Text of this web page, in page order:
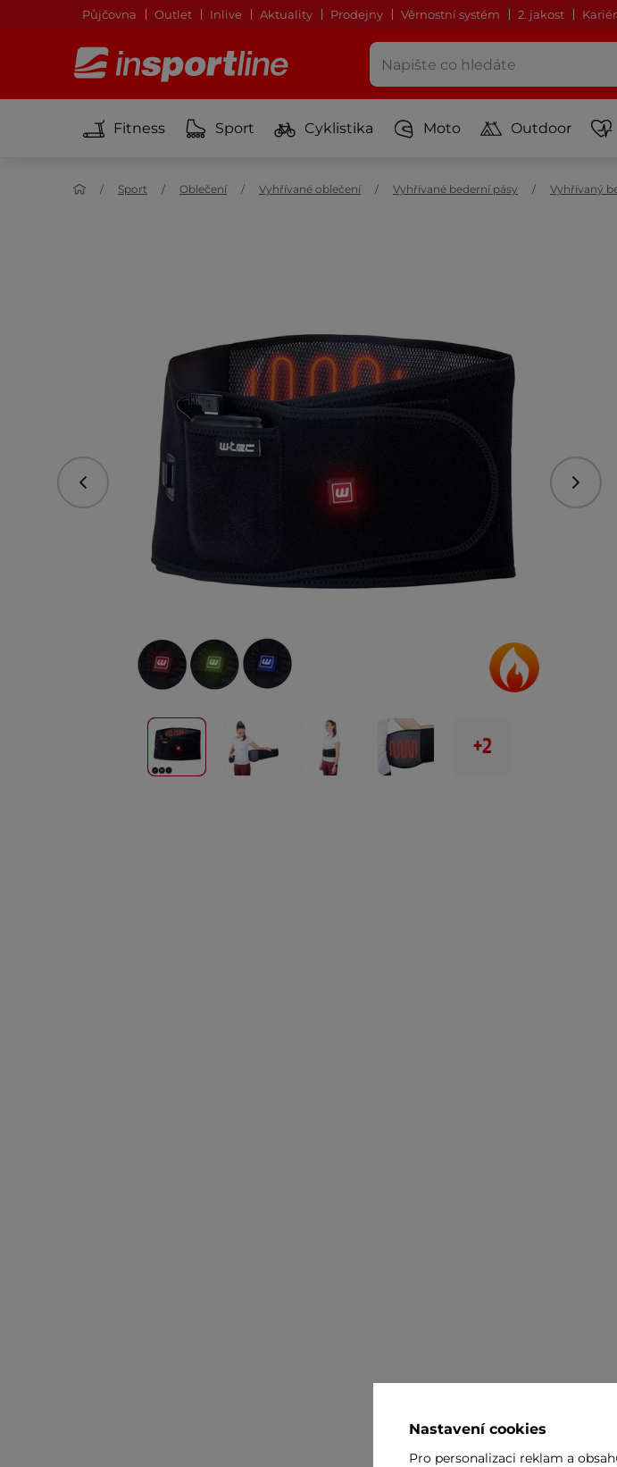
Půjčovna Outlet Inlive Aktuality Prodejny Věrnostní systém 2. jakost
Fitness Sport Cyklistika Moto Outdoor
Sport Oblečení Vyhřívané oblečení Vyhřívané bederní pásy Vyhřívaný
Předchozí
+2
Nastavení cookies
Pro personalizaci reklam a